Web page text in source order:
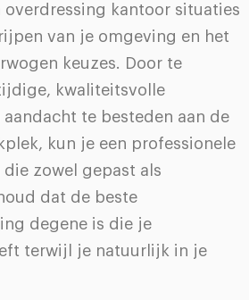
overdressing kantoor situaties
van je omgeving en het
keuzes. Door te
kwaliteitsvolle
te besteden aan de
kun je een professionele
zowel gepast als
dat de beste
degene is die je
terwijl je natuurlijk in je